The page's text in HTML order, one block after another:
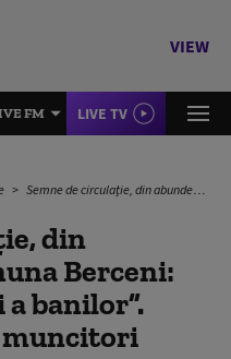
VIEW
FM LIVE TV
Semne de circulație, din abundență în comuna Berceni: „Logica prostiei și a banilor”. CNAIR dă vina pe muncitori
din
Berceni:
banilor”.
muncitori